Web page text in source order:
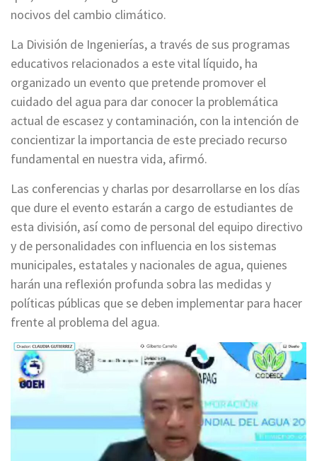
nocivos del cambio climático.
La División de Ingenierías, a través de sus programas
educativos relacionados a este vital líquido, ha
organizado un evento que pretende promover el
cuidado del agua para dar conocer la problemática
actual de escasez y contaminación, con la intención de
concientizar la importancia de este preciado recurso
fundamental en nuestra vida, afirmó.
Las conferencias y charlas por desarrollarse en los días
que dure el evento estarán a cargo de estudiantes de
esta división, así como de personal del equipo directivo
y de personalidades con influencia en los sistemas
municipales, estatales y nacionales de agua, quienes
harán una reflexión profunda sobra las medidas y
políticas públicas que se deben implementar para hacer
frente al problema del agua.